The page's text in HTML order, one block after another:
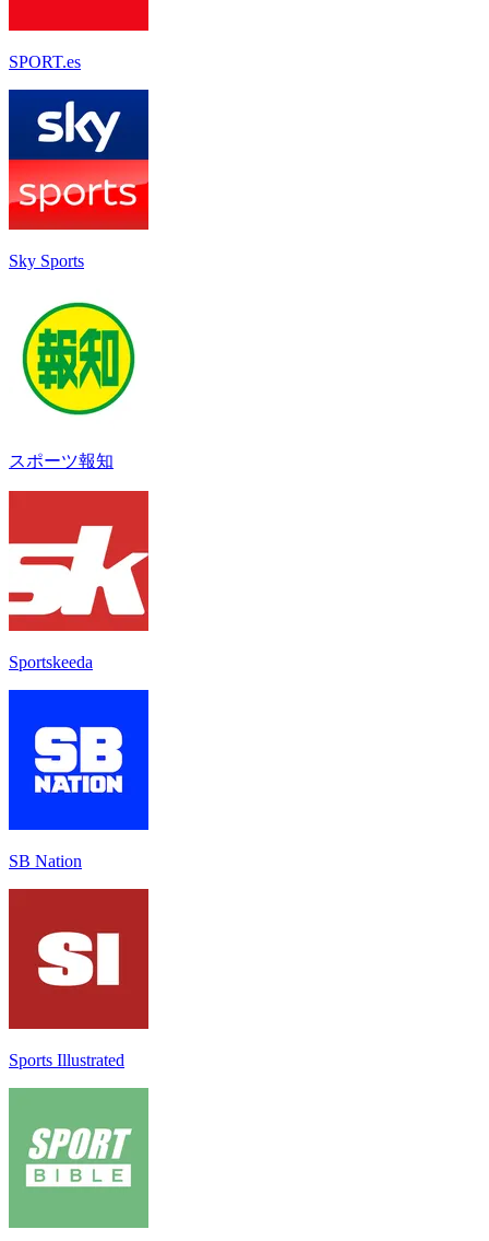
SPORT.es
Sky Sports
スポーツ報知
Sportskeeda
SB Nation
Sports Illustrated